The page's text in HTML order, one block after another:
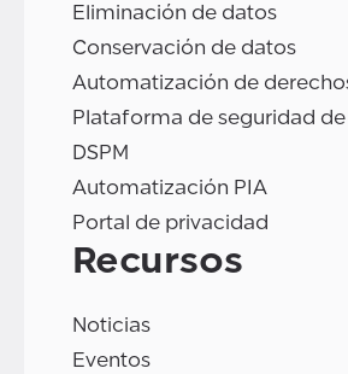
Eliminación de datos
Conservación de datos
Automatización de
Plataforma de seguridad
DSPM
Automatización PIA
Portal de privacidad
Recursos
Noticias
Eventos